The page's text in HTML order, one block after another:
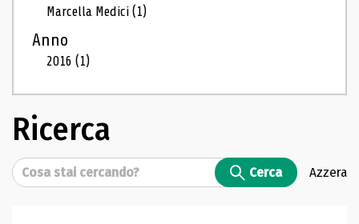
Marcella Medici(1)
Anno
2016(1)
Ricerca
Cerca Cerca Azzera